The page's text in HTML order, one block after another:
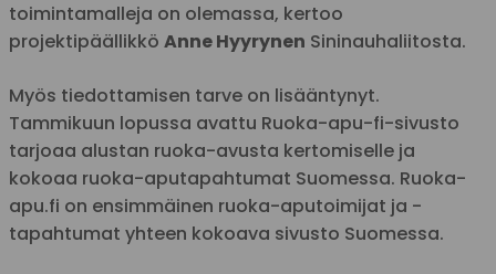
toimintamalleja on olemassa, kertoo
projektipäällikkö Anne Hyyrynen Sininauhaliitosta.
Myös tiedottamisen tarve on lisääntynyt.
Tammikuun lopussa avattu Ruoka-apu-fi-sivusto
tarjoaa alustan ruoka-avusta kertomiselle ja
kokoaa ruoka-aputapahtumat Suomessa. Ruoka-
apu.fi on ensimmäinen ruoka-aputoimijat ja -
tapahtumat yhteen kokoava sivusto Suomessa.